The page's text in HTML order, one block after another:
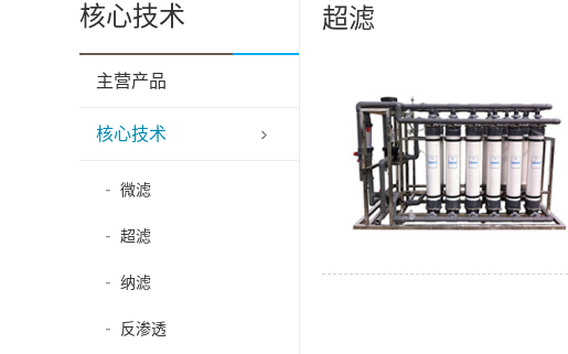
核心技术
主营产品
核心技术
微滤
超滤
纳滤
反渗透
超滤